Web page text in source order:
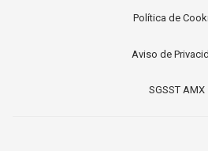
Política de
Aviso de
SGSST AMX